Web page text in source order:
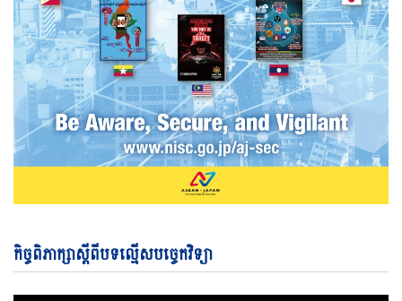
កិច្ចពិភាក្សាស្តីពីបទល្មើសបច្ចេកវិទ្យា